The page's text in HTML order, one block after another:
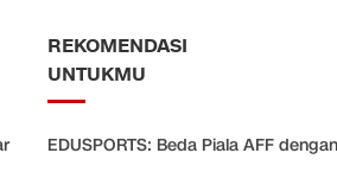
REKOMENDASI
UNTUKMU
EDUSPORTS: Beda Piala AFF